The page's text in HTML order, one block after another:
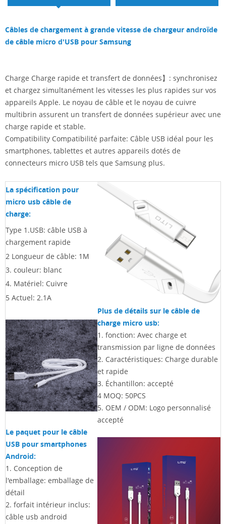
Câbles de chargement à grande vitesse de chargeur androïde
de câble micro d'USB pour Samsung
Charge Charge rapide et transfert de données】: synchronisez
et chargez simultanément les vitesses les plus rapides sur vos
appareils Apple. Le noyau de câble et le noyau de cuivre
multibrin assurent un transfert de données supérieur avec une
charge rapide et stable.
Compatibility Compatibilité parfaite: Câble USB idéal pour les
smartphones, tablettes et autres appareils dotés de
connecteurs micro USB tels que Samsung plus.
La spécification pour
micro usb câble de
charge:
Type 1.USB: câble USB à
chargement rapide
2 Longueur de câble: 1M
3. couleur: blanc
4. Matériel: Cuivre
5 Actuel: 2.1A
Plus de détails sur le câble de
charge micro usb:
1. fonction: Avec charge et
transmission par ligne de données
2. Caractéristiques: Charge durable
et rapide
3. Échantillon: accepté
4 MOQ: 50PCS
5. OEM / ODM: Logo personnalisé
accepté
Le paquet pour le câble
USB pour smartphones
Android:
1. Conception de
l'emballage: emballage de
détail
2. forfait intérieur inclus:
câble usb android